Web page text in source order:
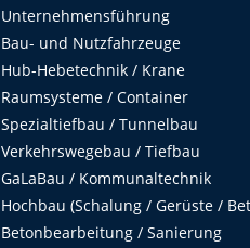
Unternehmensführung
Bau- und Nutzfahrzeuge
Hub-Hebetechnik / Krane
Raumsysteme / Container
Spezialtiefbau / Tunnelbau
Verkehrswegebau / Tiefbau
GaLaBau / Kommunaltechnik
Hochbau (Schalung / Gerüste /
Betonbearbeitung / Sanierung